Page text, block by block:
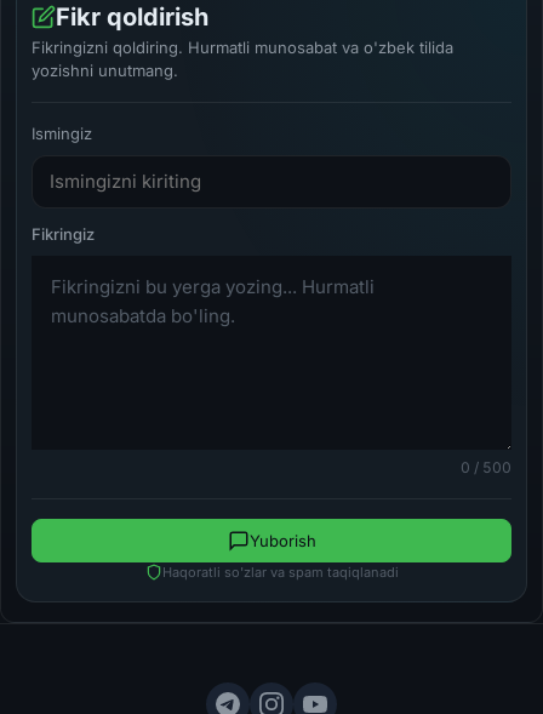
Fikr qoldirish
Fikringizni qoldiring. Hurmatli munosabat va o'zbek tilida
yozishni unutmang.
Ismingiz
0 / 500
Haqoratli so'zlar va spam taqiqlanadi
Yuborish